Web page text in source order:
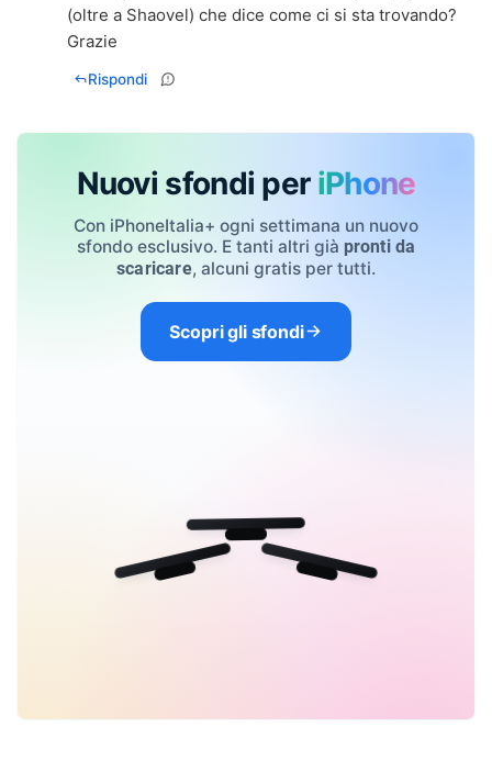
(oltre a Shaovel) che dice come ci si sta trovando?
Grazie
Rispondi
Nuovi sfondi per iPhone
Con iPhoneItalia+ ogni settimana un nuovo
sfondo esclusivo. E tanti altri già pronti da
scaricare, alcuni gratis per tutti.
Scopri gli sfondi